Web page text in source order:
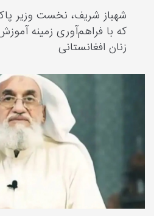
شهباز شریف، نخست وزیر
که با فراهم‌آوری زمینه
زنان افغانستانی